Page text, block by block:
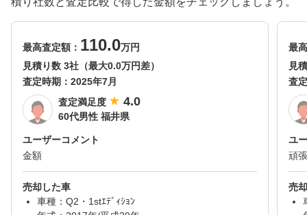
最高査定額： 110.0万円
見積り数 3社（最大0.0万円差）
査定時期： 2025年7月
査定満足度
4.0
60代男性 福井県
ユーザーコメント
金額
売却した車
車種：Q2・1stｴﾃﾞｨｼｮﾝ
最
見
査
ユ
頑
売